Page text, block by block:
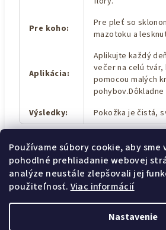
Používame súbory cookie, aby sme
pohodlné prehliadanie webovej
analýze neustále zlepšovali jej
použiteľnosť. Viac informácií
Nastavenie
Pre koho:
Pre pleť so
mazotoku a
Aplikácia:
Aplikujte každý
večer na celú
pomocou malých
Výsledky: Pokožka je čistá,
Obchodné
Podmienky ochrany
Reklamačný poriadok